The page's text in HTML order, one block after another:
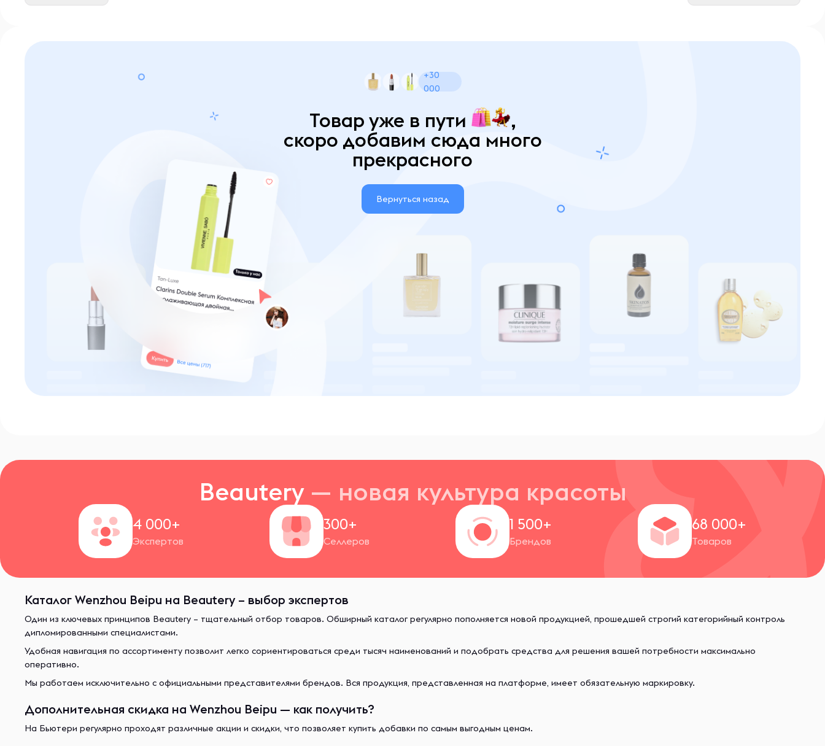
+30
000
Товар уже в пути ,
скоро добавим сюда много
прекрасного
Вернуться назад
Beautery — новая культура красоты
4 000+
Экспертов
300+
Селлеров
1 500+
Брендов
68 000+
Товаров
Каталог Wenzhou Beipu на Beautery – выбор экспертов
Один из ключевых принципов Beautery – тщательный отбор товаров. Обширный каталог регулярно пополняется новой продукцией, прошедшей строгий категорийный контроль
дипломированными специалистами.
Удобная навигация по ассортименту позволит легко сориентироваться среди тысяч наименований и подобрать средства для решения вашей потребности максимально
оперативно.
Мы работаем исключительно с официальными представителями брендов. Вся продукция, представленная на платформе, имеет обязательную маркировку.
Дополнительная скидка на Wenzhou Beipu — как получить?
На Бьютери регулярно проходят различные акции и скидки, что позволяет купить добавки по самым выгодным ценам.